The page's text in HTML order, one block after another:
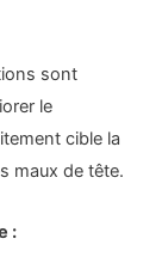
sont
le
cible la
maux de tête.
: